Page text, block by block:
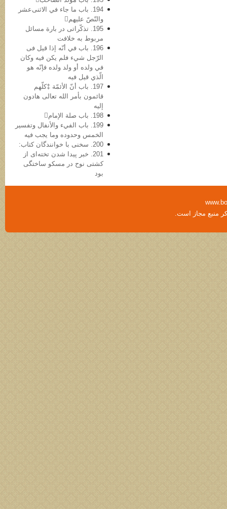
194. باب ما جاء في الاثنی‌عشر
والنّصّ علیهم
195. تذکّراتی در بارة مسائل
مربوط به خلافت
196. باب في أنّه إذا قیل فی
الرّجل شيء فلم یکن فیه وکان
في ولده أو ولد ولده فإنّه هو
الّذي قیل فیه
197. باب أنّ الأئمّة ‡کلّهم
قائمون بأمر الله تعالی هادون
إلیه
198. باب صلة الإمام
199. باب الفيء والأنفال وتفسیر
الخمس وحدوده وما یجب فیه
200. سخنی با خوانندگان کتاب:
201. خبر پیدا شدن تخته‌ای از
کشتی نوح در مسکو ساختگی
بود
منبع مجاز است.